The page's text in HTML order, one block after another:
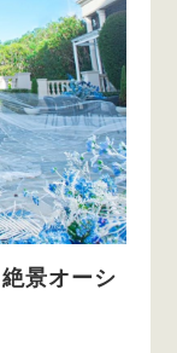
景オーシ